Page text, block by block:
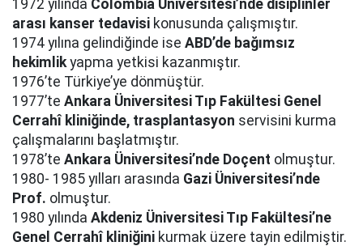
1972 yılında Colombia Üniversitesi’nde disiplinler
arası kanser tedavisi konusunda çalışmıştır.
1974 yılına gelindiğinde ise ABD’de bağımsız
hekimlikyapma yetkisi kazanmıştır.
1976’te Türkiye’ye dönmüştür.
1977’te Ankara Üniversitesi Tıp Fakültesi Genel
Cerrahî kliniğinde, trasplantasyon servisini kurma
çalışmalarını başlatmıştır.
1978’te Ankara Üniversitesi’nde Doçent olmuştur.
1980- 1985 yılları arasında Gazi Üniversitesi’nde
Prof. olmuştur.
1980 yılında Akdeniz Üniversitesi Tıp Fakültesi’ne
Genel Cerrahî kliniğini kurmak üzere tayin edilmiştir.